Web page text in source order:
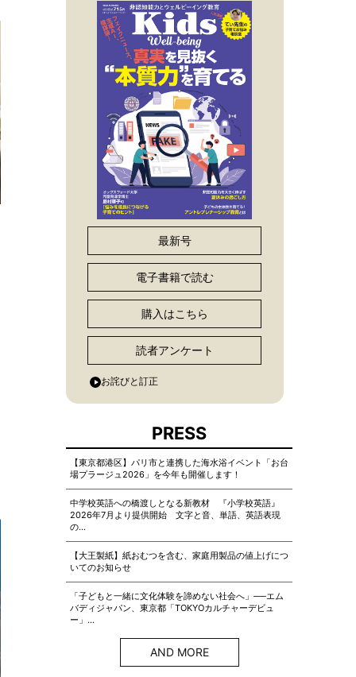
最新号
電子書籍で読む
購入はこちら
読者アンケート
お詫びと訂正
PRESS
【東京都港区】パリ市と連携した海水浴イベント「お台
場プラージュ2026」を今年も開催します！
中学校英語への橋渡しとなる新教材 『小学校英語』
2026年7月より提供開始 文字と音、単語、英語表現
の…
【大王製紙】紙おむつを含む、家庭用製品の値上げにつ
いてのお知らせ
「子どもと一緒に文化体験を諦めない社会へ」──エム
バディジャパン、東京都「TOKYOカルチャーデビュ
ー」…
AND MORE